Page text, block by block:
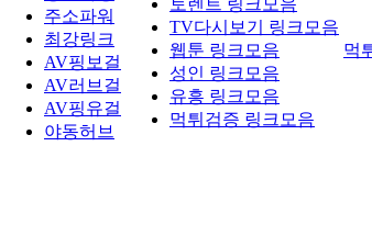
주소파워
최강링크
AV핑보걸
AV러브걸
AV핑유걸
야동허브
토렌트 링크모음
TV다시보기 링크모음
웹툰 링크모음
성인 링크모음
유흥 링크모음
먹튀검증 링크모음
먹